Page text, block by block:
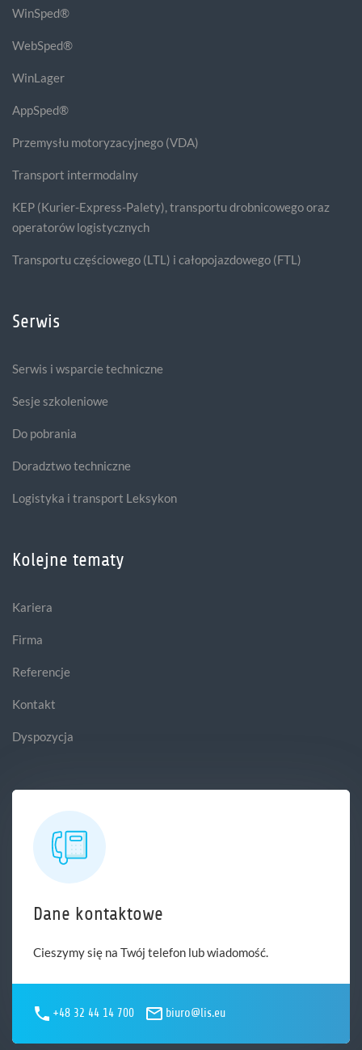
WinSped®
WebSped®
WinLager
AppSped®
Przemysłu motoryzacyjnego (VDA)
Transport intermodalny
KEP (Kurier-Express-Palety), transportu drobnicowego oraz
operatorów logistycznych
Transportu częściowego (LTL) i całopojazdowego (FTL)
Serwis
Serwis i wsparcie techniczne
Sesje szkoleniowe
Do pobrania
Doradztwo techniczne
Logistyka i transport Leksykon
Kolejne tematy
Kariera
Firma
Referencje
Kontakt
Dyspozycja
Dane kontaktowe
Cieszymy się na Twój telefon lub wiadomość.
+48 32 44 14 700 biuro@lis.eu